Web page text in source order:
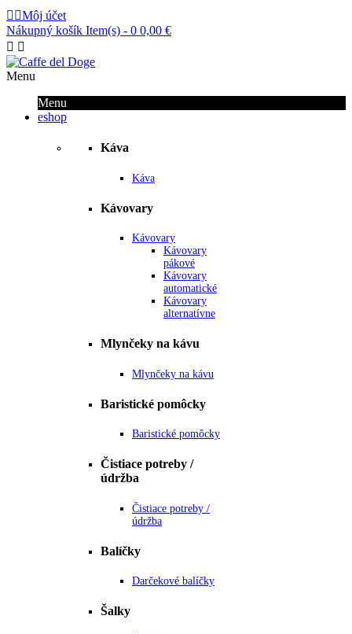
 Môj účet
Nákupný košík Item(s) - 0 0,00 €
 
Menu
Menu
eshop
Káva
Káva
Kávovary
Kávovary
Kávovary
pákové
Kávovary
automatické
Kávovary
alternatívne
Mlynčeky na kávu
Mlynčeky na kávu
Baristické pomôcky
Baristické pomôcky
Čistiace potreby /
údržba
Čistiace potreby /
údržba
Balíčky
Darčekové balíčky
Šalky